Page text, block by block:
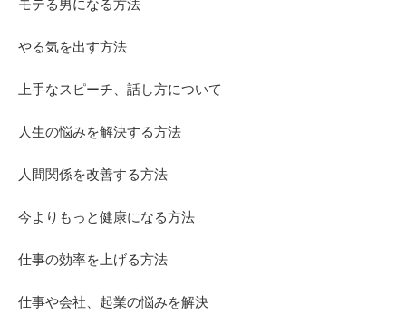
モテる男になる方法
やる気を出す方法
上手なスピーチ、話し方について
人生の悩みを解決する方法
人間関係を改善する方法
今よりもっと健康になる方法
仕事の効率を上げる方法
仕事や会社、起業の悩みを解決